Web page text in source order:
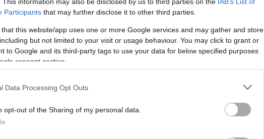
Participants that may further disclose it to other third parties.
that this website/app uses one or more Google services and may gather and store
but not limited to your visit or usage behaviour. You may click to grant or
to Google and its third-party tags to use your data for below specified purposes
consent section.
Data Processing Opt Outs
opt-out of the Sharing of my personal data.
Veronika skvělou výchozí pozici.
*]
Michal Krčmář, který v silném větru zasáhl jako jeden
během dosáhl vynikajícího výsledku. Zaskočil i takové
nebo Nor Boe, jenž na střelnici hodně chybovali.